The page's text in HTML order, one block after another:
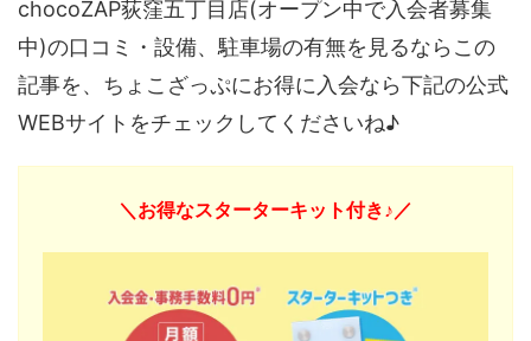
chocoZAP荻窪五丁目店(オープン中で入会者募集
中)の口コミ・設備、駐車場の有無を見るならこの
記事を、ちょこざっぷにお得に入会なら下記の公式
WEBサイトをチェックしてくださいね♪
＼お得なスターターキット付き♪／